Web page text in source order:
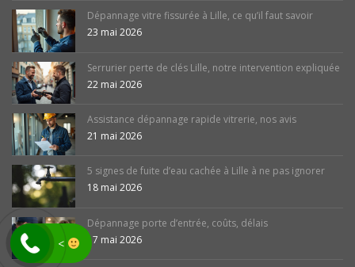
Dépannage vitre fissurée à Lille, ce qu’il faut savoir
23 mai 2026
Serrurier perte de clés Lille, notre intervention expliquée
22 mai 2026
Assistance dépannage rapide vitrerie, nos avis
21 mai 2026
5 signes de fuite d’eau cachée à Lille à ne pas ignorer
18 mai 2026
Dépannage porte d’entrée, coûts, délais
17 mai 2026
<